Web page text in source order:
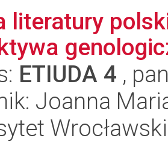
literatury
ETIUDA 4 ,
Joanna